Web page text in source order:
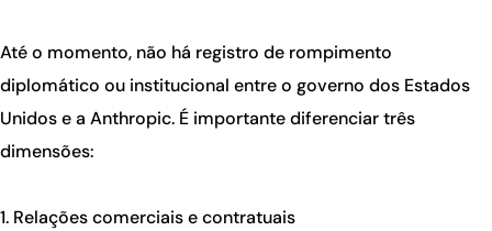
Até o momento, não há registro de rompimento
diplomático ou institucional entre o governo dos Estados
Unidos e a Anthropic. É importante diferenciar três
dimensões:
Relações comerciais e contratuais